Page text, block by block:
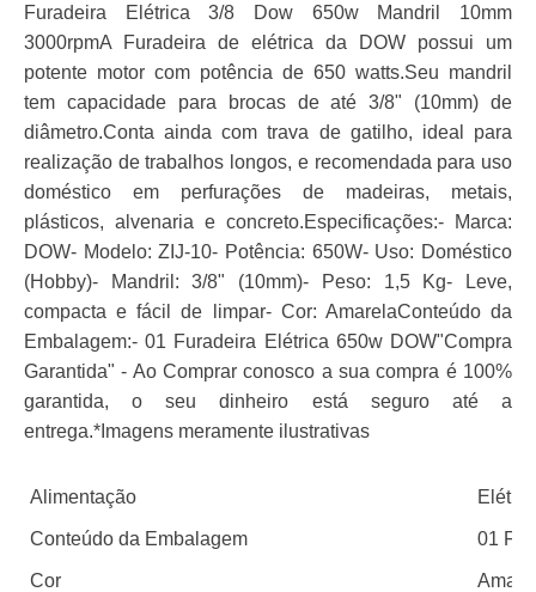
Furadeira Elétrica 3/8 Dow 650w Mandril 10mm
3000rpmA Furadeira de elétrica da DOW possui um
potente motor com potência de 650 watts.Seu mandril
tem capacidade para brocas de até 3/8" (10mm) de
diâmetro.Conta ainda com trava de gatilho, ideal para
realização de trabalhos longos, e recomendada para uso
doméstico em perfurações de madeiras, metais,
plásticos, alvenaria e concreto.Especificações:- Marca:
DOW- Modelo: ZIJ-10- Potência: 650W- Uso: Doméstico
(Hobby)- Mandril: 3/8" (10mm)- Peso: 1,5 Kg- Leve,
compacta e fácil de limpar- Cor: AmarelaConteúdo da
Embalagem:- 01 Furadeira Elétrica 650w DOW"Compra
Garantida" - Ao Comprar conosco a sua compra é 100%
garantida, o seu dinheiro está seguro até a
entrega.*Imagens meramente ilustrativas
Alimentação
Conteúdo da Embalagem 01
Cor